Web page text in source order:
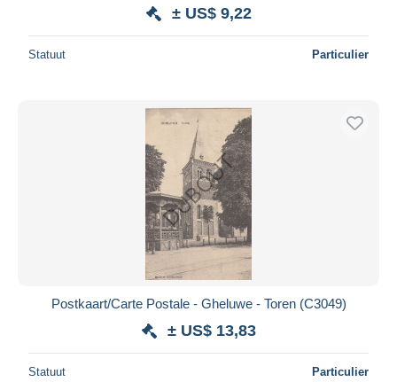
± US$ 9,22
Statuut Particulier
Postkaart/Carte Postale - Gheluwe - Toren (C3049)
± US$ 13,83
Statuut Particulier